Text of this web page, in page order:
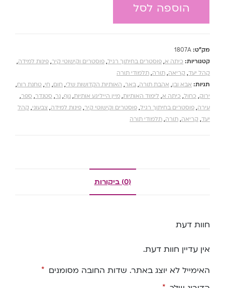
הוספה לסל
מק"ט: 1807A
קטגוריות: כיתה א, פוסטרים בחיתוך רגיל, פוסטרים וקישוטי קיר, פינות למידה,
קהל יעד, קריאה, תורה, תלמודי תורה
תגיות: אבא ובן, אהבת תורה, באר, האותיות הקדושות שלי, חום, חי, טחנת רוח,
ירוק, כחול, כיתה א, לימוד האותיות, מיין הייליגע אותיות, נוף, נר, סטנדר, ספר,
עירה, פוסטרים בחיתוך רגיל, פוסטרים וקישוטי קיר, פינות למידה, צבעוני, קהל
יעד, קריאה, תורה, תלמודי תורה
(0) ביקורות
חוות דעת
אין עדיין חוות דעת.
האימייל לא יוצג באתר. שדות החובה מסומנים *
*